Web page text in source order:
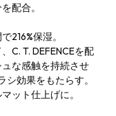
配合。
216%保湿。
C. T. DEFENCEを配
な感触を持続させ
効果をもたらす。
ット仕上げに。